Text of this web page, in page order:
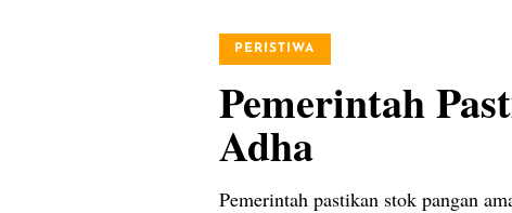
PERISTIWA
Pemerintah
Adha
Pemerintah pastikan stok pangan